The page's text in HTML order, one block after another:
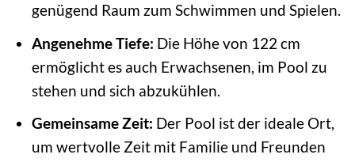
genügend Raum zum Schwimmen und Spielen.
Angenehme Tiefe: Die Höhe von 122 cm
ermöglicht es auch Erwachsenen, im Pool zu
stehen und sich abzukühlen.
Gemeinsame Zeit: Der Pool ist der ideale Ort,
um wertvolle Zeit mit Familie und Freunden